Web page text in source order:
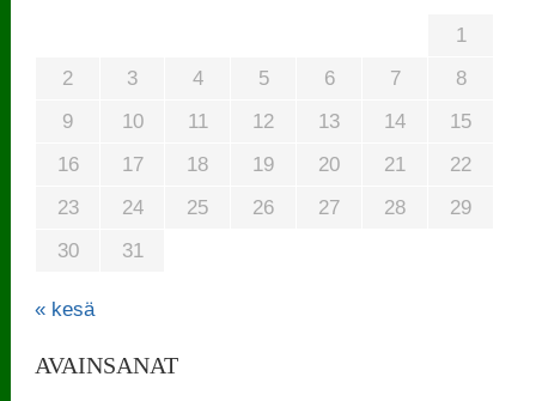
1
2
3 4 5 6 7
8
9
10 11 12 13 14
15
16
17 18 19 20 21
22
23
24 25 26 27 28
29
30
31
« kesä
AVAINSANAT